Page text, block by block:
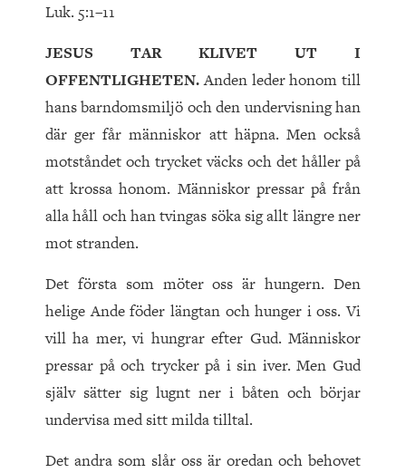
Luk. 5:1–11
JESUS TAR KLIVET UT I
OFFENTLIGHETEN.Anden leder honom till
hans barndomsmiljö och den undervisning han
där ger får människor att häpna. Men också
motståndet och trycket väcks och det håller på
att krossa honom. Människor pressar på från
alla håll och han tvingas söka sig allt längre ner
mot stranden.
Det första som möter oss är hungern. Den
helige Ande föder längtan och hunger i oss. Vi
vill ha mer, vi hungrar efter Gud. Människor
pressar på och trycker på i sin iver. Men Gud
själv sätter sig lugnt ner i båten och börjar
undervisa med sitt milda tilltal.
Det andra som slår oss är oredan och behovet